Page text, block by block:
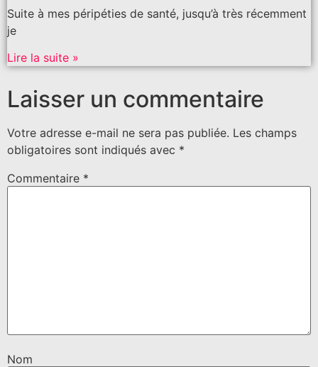
Suite à mes péripéties de santé, jusqu’à très récemment
je
Lire la suite »
Laisser un commentaire
Votre adresse e-mail ne sera pas publiée. Les champs
obligatoires sont indiqués avec *
Commentaire *
Nom